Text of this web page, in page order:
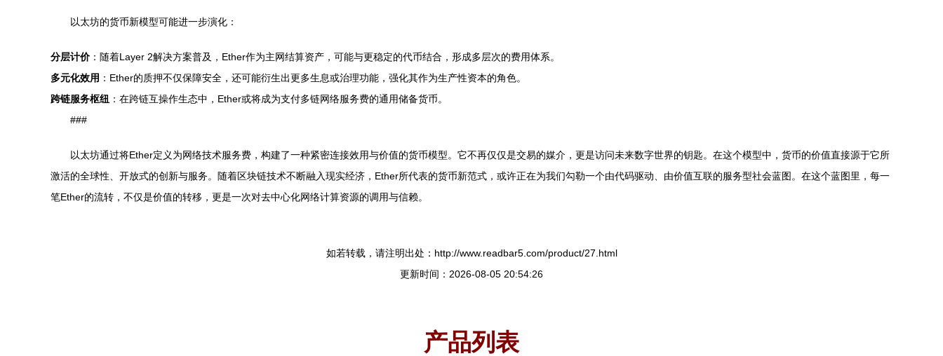
以太坊的货币新模型可能进一步演化：
分层计价：随着Layer 2解决方案普及，Ether作为主网结算资产，可能与更稳定的代币结合，形成多层次的费用体系。
多元化效用 ：Ether的质押不仅保障安全，还可能衍生出更多生息或治理功能，强化其作为生产性资本的角色。
跨链服务枢纽 ：在跨链互操作生态中，Ether或将成为支付多链网络服务费的通用储备货币。
###
以太坊通过将Ether定义为网络技术服务费，构建了一种紧密连接效用与价值的货币模型。它不再仅仅是交易的媒介，更是访问未来数字世界的钥匙。在这个模型中，货币的价值直接源于它所
激活的全球性、开放式的创新与服务。随着区块链技术不断融入现实经济，Ether所代表的货币新范式，或许正在为我们勾勒一个由代码驱动、由价值互联的服务型社会蓝图。在这个蓝图里，每一
笔Ether的流转，不仅是价值的转移，更是一次对去中心化网络计算资源的调用与信赖。
如若转载，请注明出处：http://www.readbar5.com/product/27.html
更新时间：2026-08-05 20:54:26
产品列表